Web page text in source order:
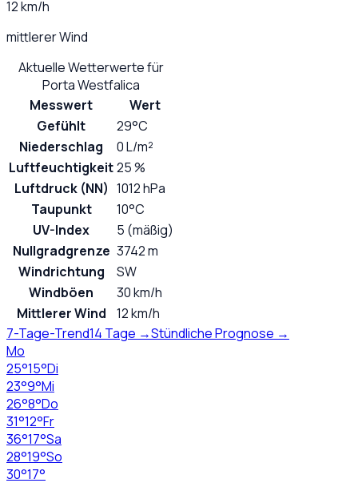
12 km/h
mittlerer Wind
Aktuelle Wetterwerte für
Porta Westfalica
Messwert
Wert
Gefühlt
29°C
Niederschlag
0 L/m²
Luftfeuchtigkeit25 %
Luftdruck (NN) 1012 hPa
Taupunkt
10°C
UV-Index
5 (mäßig)
Nullgradgrenze 3742 m
Windrichtung
SW
Windböen
30 km/h
Mittlerer Wind
12 km/h
7-Tage-Trend14 Tage →Stündliche Prognose →
Mo
25°15°Di
23°9°Mi
26°8°Do
31°12°Fr
36°17°Sa
28°19°So
30°17°